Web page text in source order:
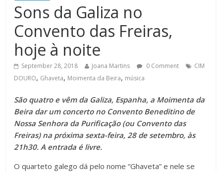
Sons da Galiza no
Convento das Freiras,
hoje à noite
September 28, 2018 Joana Martins 0 Comment
CIM
DOURO, Ghaveta, Moimenta da Beira, música
São quatro e vêm da Galiza, Espanha, a Moimenta da
Beira dar um concerto no Convento Beneditino de
Nossa Senhora da Purificação (ou Convento das
Freiras) na próxima sexta-feira, 28 de setembro, às
21h30. A entrada é livre.
O quarteto galego dá pelo nome “Ghaveta” e nele se